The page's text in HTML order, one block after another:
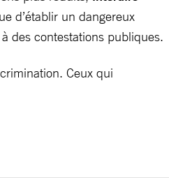
d’établir un dangereux
des contestations publiques.
Ceux qui